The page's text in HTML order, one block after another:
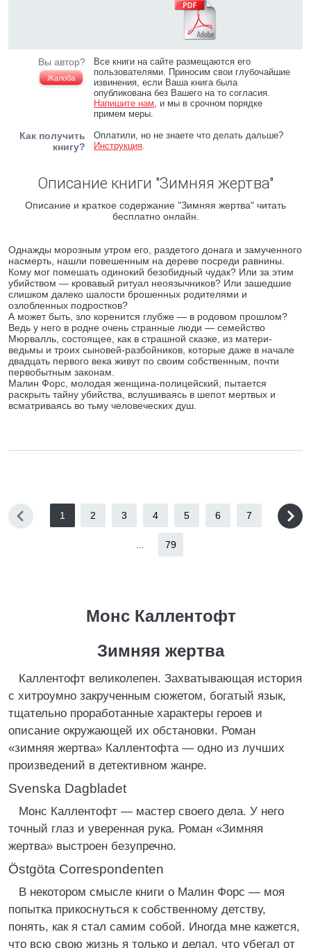
Вы автор?
Жалоба
Все книги на сайте размещаются его
пользователями. Приносим свои глубочайшие
извинения, если Ваша книга была
опубликована без Вашего на то согласия.
Напишите нам, и мы в срочном порядке
примем меры.
Как получить
книгу?
Оплатили, но не знаете что делать дальше?
Инструкция.
Описание книги "Зимняя жертва"
Описание и краткое содержание "Зимняя жертва" читать
бесплатно онлайн.
Однажды морозным утром его, раздетого донага и замученного
насмерть, нашли повешенным на дереве посреди равнины.
Кому мог помешать одинокий безобидный чудак? Или за этим
убийством — кровавый ритуал неоязычников? Или зашедшие
слишком далеко шалости брошенных родителями и
озлобленных подростков?
А может быть, зло коренится глубже — в родовом прошлом?
Ведь у него в родне очень странные люди — семейство
Мюрвалль, состоящее, как в страшной сказке, из матери-
ведьмы и троих сыновей-разбойников, которые даже в начале
двадцать первого века живут по своим собственным, почти
первобытным законам.
Малин Форс, молодая женщина-полицейский, пытается
раскрыть тайну убийства, вслушиваясь в шепот мертвых и
всматриваясь во тьму человеческих душ.
1 2 3 4 5 6 7
79
Монс Каллентофт
Зимняя жертва
Каллентофт великолепен. Захватывающая история
с хитроумно закрученным сюжетом, богатый язык,
тщательно проработанные характеры героев и
описание окружающей их обстановки. Роман
«зимняя жертва» Каллентофта — одно из лучших
произведений в детективном жанре.
Svenska Dagbladet
Монс Каллентофт — мастер своего дела. У него
точный глаз и уверенная рука. Роман «Зимняя
жертва» выстроен безупречно.
Östgöta Correspondenten
В некотором смысле книги о Малин Форс — моя
попытка прикоснуться к собственному детству,
понять, как я стал самим собой. Иногда мне кажется,
что всю свою жизнь я только и делал, что убегал от